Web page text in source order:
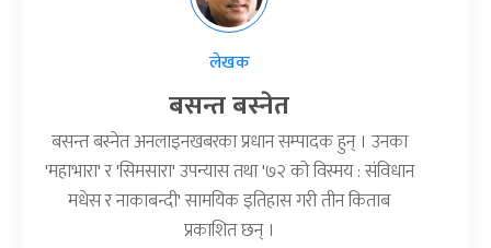
लेखक
बसन्त बस्नेत
बसन्त बस्नेत अनलाइनखबरका प्रधान सम्पादक हुन् । उनका
'महाभारा' र 'सिमसारा' उपन्यास तथा '७२ को विस्मय : संविधान
मधेस र नाकाबन्दी' सामयिक इतिहास गरी तीन किताब
प्रकाशित छन् ।